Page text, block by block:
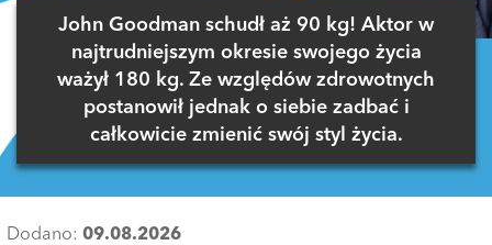
John Goodman schudł aż 90 kg! Aktor w
najtrudniejszym okresie swojego życia
ważył 180 kg. Ze względów zdrowotnych
postanowił jednak o siebie zadbać i
całkowicie zmienić swój styl życia.
Dodano: 09.08.2026